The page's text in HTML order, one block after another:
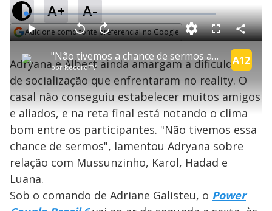
A+ A-
Adicione como fonte preferencial no Google
P
l
a
y
"Não tivemos a chance de sermos amigos", lamenta Adryana | Power Couple Brasil 6
por RecordTV
A12
P V
l
a
r
0
e
g
n
d
A
n
ç
a
1
s
e
u
n
d
o
s
d
o
L
o
a
d
e
:
1
.
9
5
%
F
l
s
c
r
n
C
o
m
p
a
i
l
h
a
r
Adryana e Albert ainda amargam a dificuldade
de socialização que enfrentaram no reality. O
casal não conseguiu estabelecer muitos amigos
e aliados, e na reta final está notando o clima
bom entre os participantes. "Não tivemos essa
chance de sermos", lamentou Adryana sobre
relação com Mussunzinho, Karol, Hadad e
Luana.
Sob o comando de Adriane Galisteu, o Power